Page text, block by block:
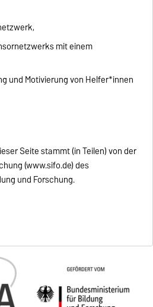
mit einem
und Motivierung von Helfer*innen
Seite stammt (in Teilen) von der
(www.sifo.de) des
und Forschung.